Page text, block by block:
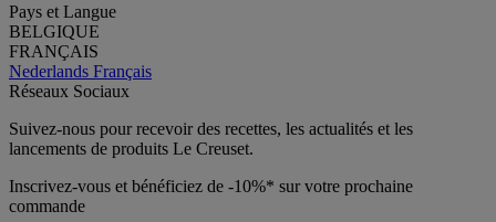
Pays et Langue
BELGIQUE
FRANÇAIS
Nederlands Français
Réseaux Sociaux
Suivez-nous pour recevoir des recettes, les actualités et les
lancements de produits Le Creuset.
Inscrivez-vous et bénéficiez de -10%* sur votre prochaine
commande